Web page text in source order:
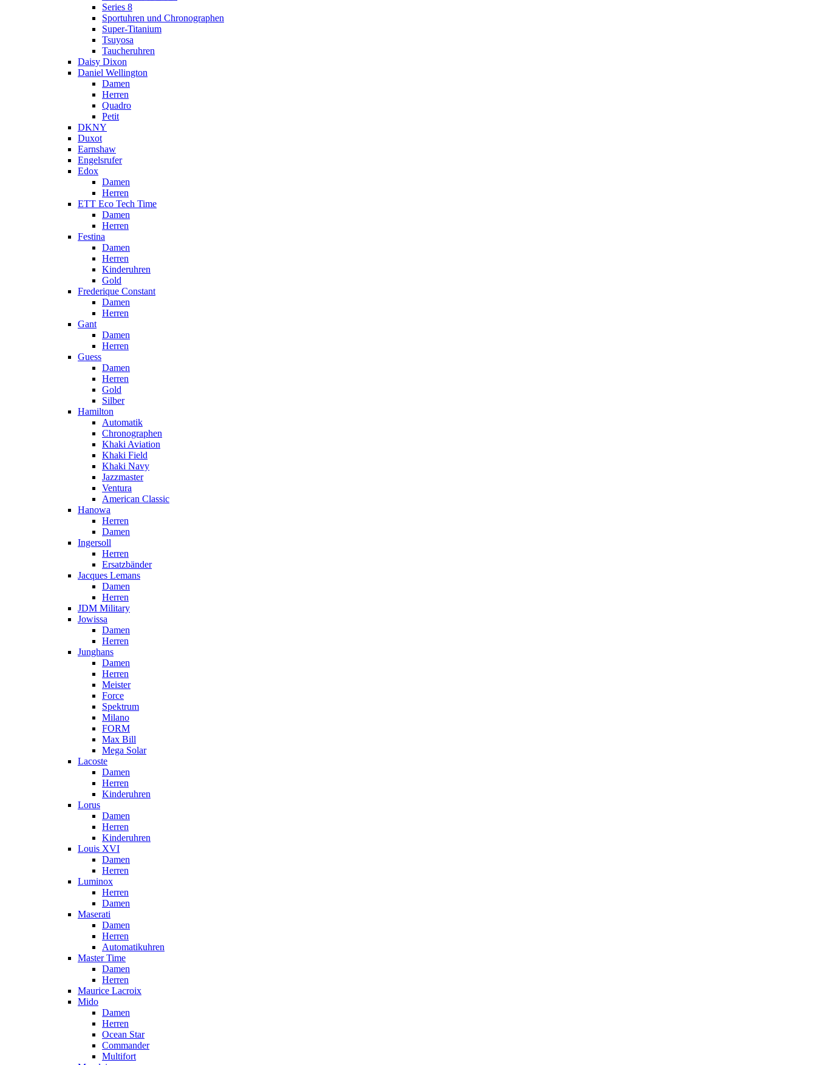
Series 8
Sportuhren und Chronographen
Super-Titanium
Tsuyosa
Taucheruhren
Daisy Dixon
Daniel Wellington
Damen
Herren
Quadro
Petit
DKNY
Duxot
Earnshaw
Engelsrufer
Edox
Damen
Herren
ETT Eco Tech Time
Damen
Herren
Festina
Damen
Herren
Kinderuhren
Gold
Frederique Constant
Damen
Herren
Gant
Damen
Herren
Guess
Damen
Herren
Gold
Silber
Hamilton
Automatik
Chronographen
Khaki Aviation
Khaki Field
Khaki Navy
Jazzmaster
Ventura
American Classic
Hanowa
Herren
Damen
Ingersoll
Herren
Ersatzbänder
Jacques Lemans
Damen
Herren
JDM Military
Jowissa
Damen
Herren
Junghans
Damen
Herren
Meister
Force
Spektrum
Milano
FORM
Max Bill
Mega Solar
Lacoste
Damen
Herren
Kinderuhren
Lorus
Damen
Herren
Kinderuhren
Louis XVI
Damen
Herren
Luminox
Herren
Damen
Maserati
Damen
Herren
Automatikuhren
Master Time
Damen
Herren
Maurice Lacroix
Mido
Damen
Herren
Ocean Star
Commander
Multifort